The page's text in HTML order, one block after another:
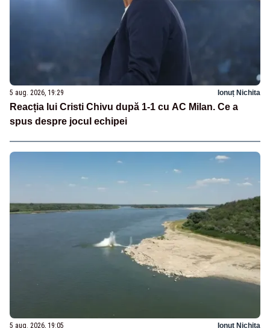
5 aug. 2026, 19:29 Ionuț Nichita
Reacția lui Cristi Chivu după 1-1 cu AC Milan. Ce a
spus despre jocul echipei
5 aug. 2026, 19:05 Ionuț Nichita